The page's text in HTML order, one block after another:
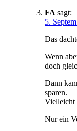
FA sagt:
5.
Das
Wenn
doch
Dann
sparen.
Vielleicht
Nur ein